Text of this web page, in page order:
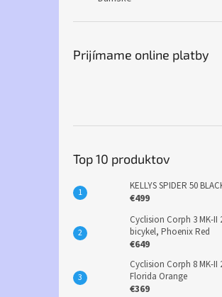
Prijímame online platby
Top 10 produktov
KELLYS SPIDER 50
€499
Cyclision Corph 3 MK-II
bicykel, Phoenix Red
€649
Cyclision Corph 8 MK-II
Florida Orange
€369